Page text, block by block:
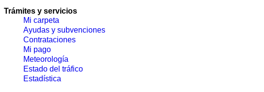
Trámites y servicios
Mi carpeta
Ayudas y subvenciones
Contrataciones
Mi pago
Meteorología
Estado del tráfico
Estadística